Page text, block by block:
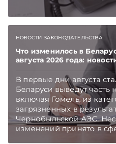
НОВОСТИ ЗАКОНОДАТЕЛЬСТВА
Что изменилось в
августа 2026 года:
В первые дни августа
Беларуси выведут часть
включая Гомель, из
загрязненных в
Чернобыльской АЭС.
изменений принято в
бизнесу вновь дали